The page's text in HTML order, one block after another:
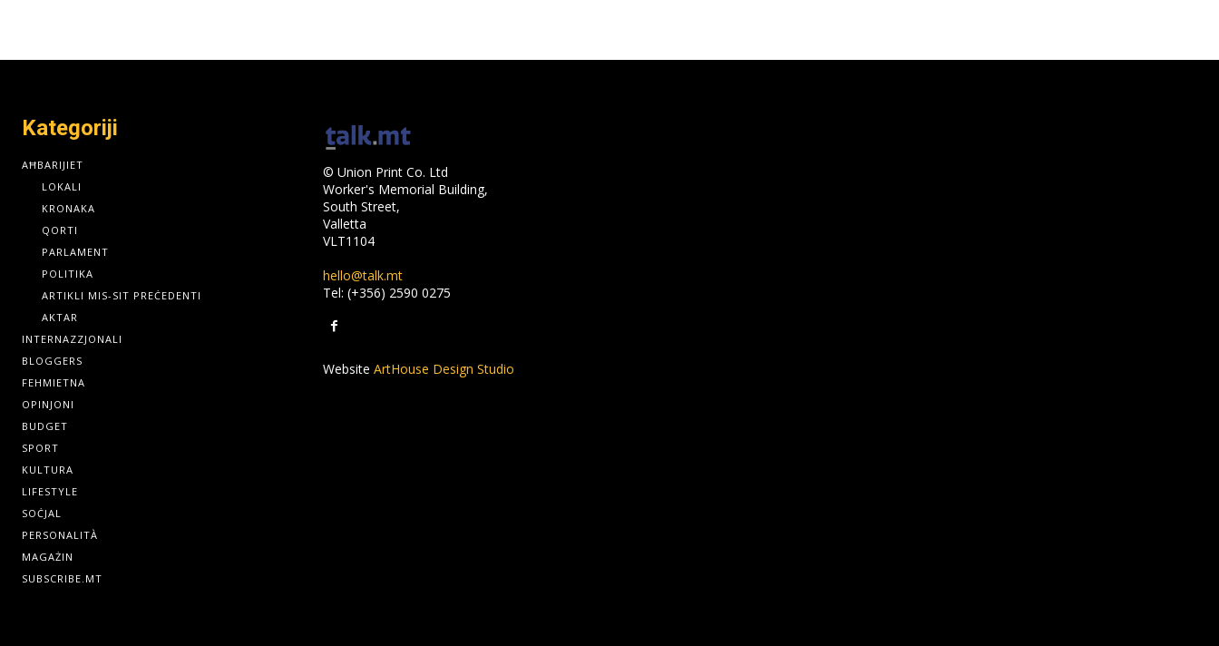
Kategoriji
AĦBARIJIET
LOKALI
KRONAKA
QORTI
PARLAMENT
POLITIKA
ARTIKLI MIS-SIT PREĊEDENTI
AKTAR
INTERNAZZJONALI
BLOGGERS
FEHMIETNA
OPINJONI
BUDGET
SPORT
KULTURA
LIFESTYLE
SOĊJAL
PERSONALITÀ
MAGAŻIN
SUBSCRIBE.MT
© Union Print Co. Ltd
Worker's Memorial Building,
South Street,
Valletta
VLT1104
hello@talk.mt
Tel: (+356) 2590 0275
Website ArtHouse Design Studio